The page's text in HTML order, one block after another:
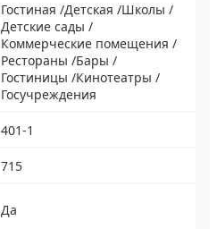
Гостиная /Детская /Школы /
Детские сады /
Коммерческие помещения /
Рестораны /Бары /
Гостиницы /Кинотеатры /
Госучреждения
401-1
715
Да